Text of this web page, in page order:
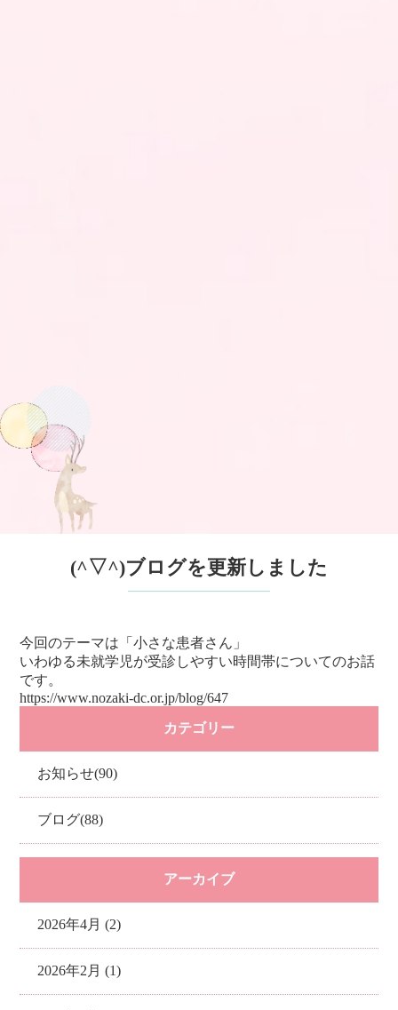
(^▽^)ブログを更新しました
今回のテーマは「小さな患者さん」
いわゆる未就学児が受診しやすい時間帯についてのお話
です。
https://www.nozaki-dc.or.jp/blog/647
カテゴリー
お知らせ(90)
ブログ(88)
アーカイブ
2026年4月 (2)
2026年2月 (1)